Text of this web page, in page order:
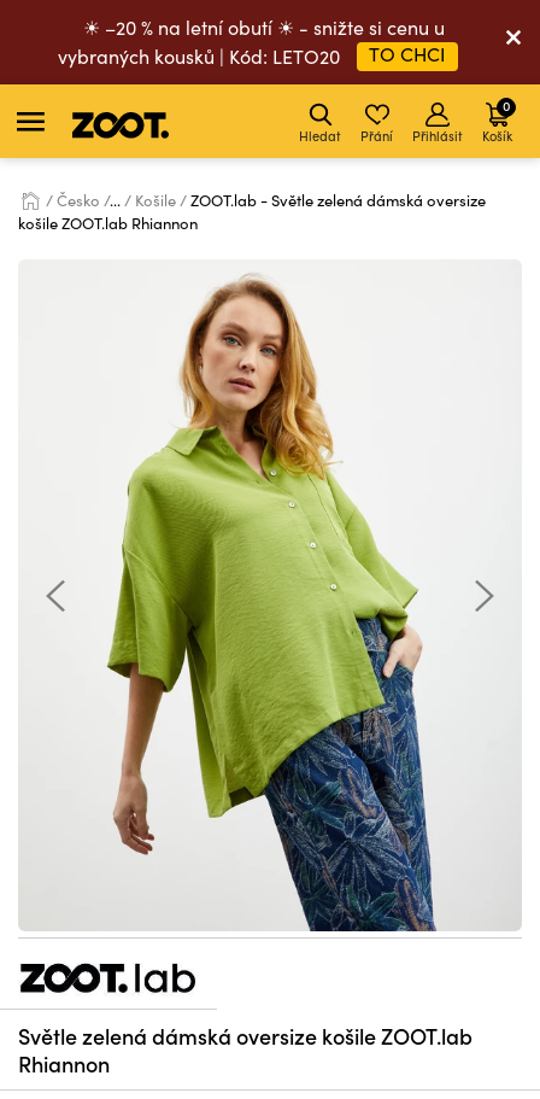
☀ –20 % na letní obutí ☀ - snižte si cenu u
vybraných kousků | Kód: LETO20
TO CHCI
Hledat Přání Přihlásit Košík
0
Česko ... Košile
ZOOT.lab - Světle zelená dámská oversize
košile ZOOT.lab Rhiannon
Světle zelená dámská oversize košile ZOOT.lab
Rhiannon